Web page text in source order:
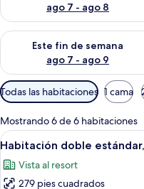
ago 7 - ago 8
Este fin de semana
ago 7 - ago 9
Consulta la disponibilidad
Filtros
disponibles
para
las
habitaciones
Todas las habitaciones 1 cama
Mostrando 6 de 6 habitaciones
Abrir
todas
las
4
Habitación doble
Vista al resort
279 pies cuadrados